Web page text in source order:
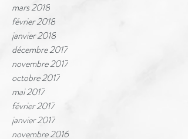
mars 2018
février 2018
janvier 2018
décembre 2017
novembre 2017
octobre 2017
mai 2017
février 2017
janvier 2017
novembre 2016